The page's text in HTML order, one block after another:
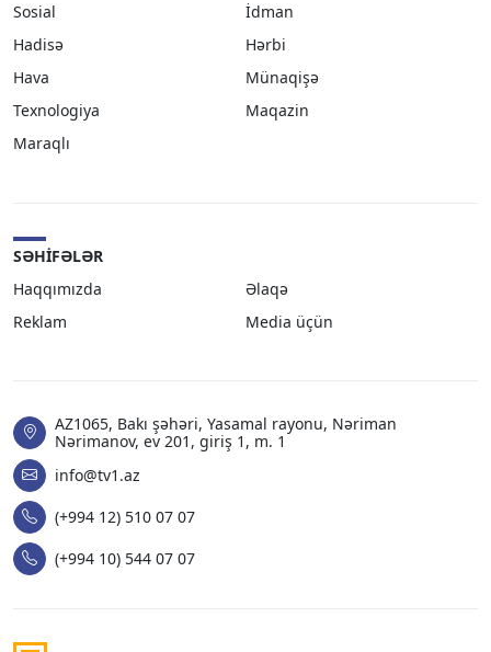
Sosial
İdman
Hadisə
Hərbi
Hava
Münaqişə
Texnologiya
Maqazin
Maraqlı
SƏHIFƏLƏR
Haqqımızda
Əlaqə
Reklam
Media üçün
AZ1065, Bakı şəhəri, Yasamal rayonu, Nəriman
Nərimanov, ev 201, giriş 1, m. 1
info@tv1.az
(+994 12) 510 07 07
(+994 10) 544 07 07